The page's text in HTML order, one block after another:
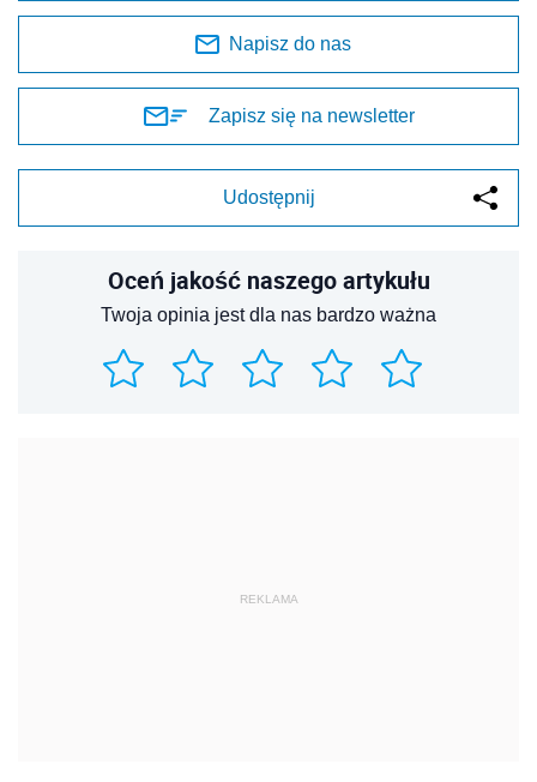
Napisz do nas
Zapisz się na newsletter
Udostępnij
Oceń jakość naszego artykułu
Twoja opinia jest dla nas bardzo ważna
REKLAMA